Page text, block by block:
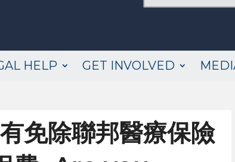
HELP GET INVOLVED
免除聯邦醫療保險